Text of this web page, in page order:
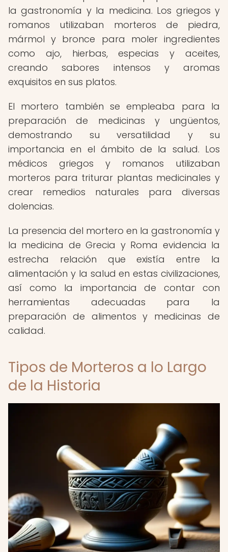
la gastronomía y la medicina. Los griegos y
romanos utilizaban morteros de piedra,
mármol y bronce para moler ingredientes
como ajo, hierbas, especias y aceites,
creando sabores intensos y aromas
exquisitos en sus platos.
El mortero también se empleaba para la
preparación de medicinas y ungüentos,
demostrando su versatilidad y su
importancia en el ámbito de la salud. Los
médicos griegos y romanos utilizaban
morteros para triturar plantas medicinales y
crear remedios naturales para diversas
dolencias.
La presencia del mortero en la gastronomía y
la medicina de Grecia y Roma evidencia la
estrecha relación que existía entre la
alimentación y la salud en estas civilizaciones,
así como la importancia de contar con
herramientas adecuadas para la
preparación de alimentos y medicinas de
calidad.
Tipos de Morteros a lo Largo
de la Historia